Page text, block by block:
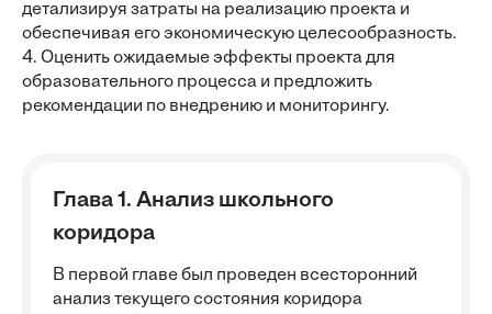
детализируя затраты на реализацию проекта и
обеспечивая его экономическую целесообразность.
4. Оценить ожидаемые эффекты проекта для
образовательного процесса и предложить
рекомендации по внедрению и мониторингу.
Глава 1. Анализ школьного
коридора
В первой главе был проведен всесторонний
анализ текущего состояния коридора